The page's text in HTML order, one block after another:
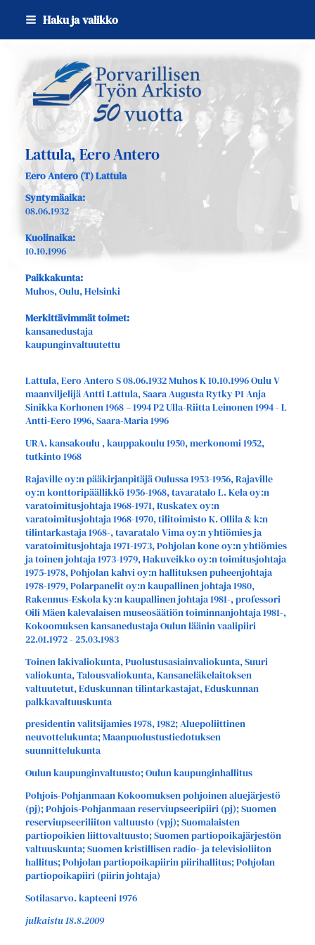
Siirry
sivun
sisältöön
Haku ja valikko
Sivuston etusivulle
Lattula, Eero Antero
Eero Antero (T) Lattula
Syntymäaika:
08.06.1932
Kuolinaika:
10.10.1996
Paikkakunta:
Muhos, Oulu, Helsinki
Merkittävimmät toimet:
kansanedustaja
kaupunginvaltuutettu
Lattula, Eero Antero S 08.06.1932 Muhos K 10.10.1996 Oulu V
maanviljelijä Antti Lattula, Saara Augusta Rytky P1 Anja
Sinikka Korhonen 1968 – 1994 P2 Ulla-Riitta Leinonen 1994 - L
Antti-Eero 1996, Saara-Maria 1996
URA. kansakoulu , kauppakoulu 1950, merkonomi 1952,
tutkinto 1968
Rajaville oy:n pääkirjanpitäjä Oulussa 1953-1956, Rajaville
oy:n konttoripäällikkö 1956-1968, tavaratalo L. Kela oy:n
varatoimitusjohtaja 1968-1971, Ruskatex oy:n
varatoimitusjohtaja 1968-1970, tilitoimisto K. Ollila & k:n
tilintarkastaja 1968-, tavaratalo Vima oy:n yhtiömies ja
varatoimitusjohtaja 1971-1973, Pohjolan kone oy:n yhtiömies
ja toinen johtaja 1973-1979, Hakuveikko oy:n toimitusjohtaja
1975-1978, Pohjolan kahvi oy:n hallituksen puheenjohtaja
1978-1979, Polarpanelit oy:n kaupallinen johtaja 1980,
Rakennus-Eskola ky:n kaupallinen johtaja 1981-, professori
Oili Mäen kalevalaisen museosäätiön toiminnanjohtaja 1981-,
Kokoomuksen kansanedustaja Oulun läänin vaalipiiri
22.01.1972 - 25.03.1983
Toinen lakivaliokunta, Puolustusasiainvaliokunta, Suuri
valiokunta, Talousvaliokunta, Kansaneläkelaitoksen
valtuutetut, Eduskunnan tilintarkastajat, Eduskunnan
palkkavaltuuskunta
presidentin valitsijamies 1978, 1982; Aluepoliittinen
neuvottelukunta; Maanpuolustustiedotuksen
suunnittelukunta
Oulun kaupunginvaltuusto; Oulun kaupunginhallitus
Pohjois-Pohjanmaan Kokoomuksen pohjoinen aluejärjestö
(pj); Pohjois-Pohjanmaan reserviupseeripiiri (pj); Suomen
reserviupseeriliiton valtuusto (vpj); Suomalaisten
partiopoikien liittovaltuusto; Suomen partiopoikajärjestön
valtuuskunta; Suomen kristillisen radio- ja televisioliiton
hallitus; Pohjolan partiopoikapiirin piirihallitus; Pohjolan
partiopoikapiiri (piirin johtaja)
Sotilasarvo. kapteeni 1976
julkaistu 18.8.2009